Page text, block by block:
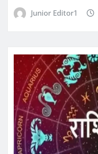
Junior Editor1